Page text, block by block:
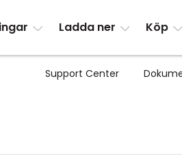
Ladda ner Köp
Support Center